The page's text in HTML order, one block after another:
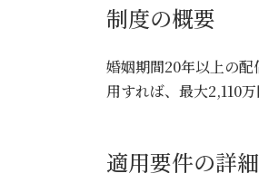
制度の概要
婚姻期間20年以上の
用すれば、最大2,110
適用要件の詳細